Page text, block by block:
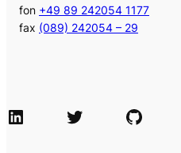
fon +49 89 242054 1177
fax (089) 242054 – 29
LinkedIn Twitter GitHub